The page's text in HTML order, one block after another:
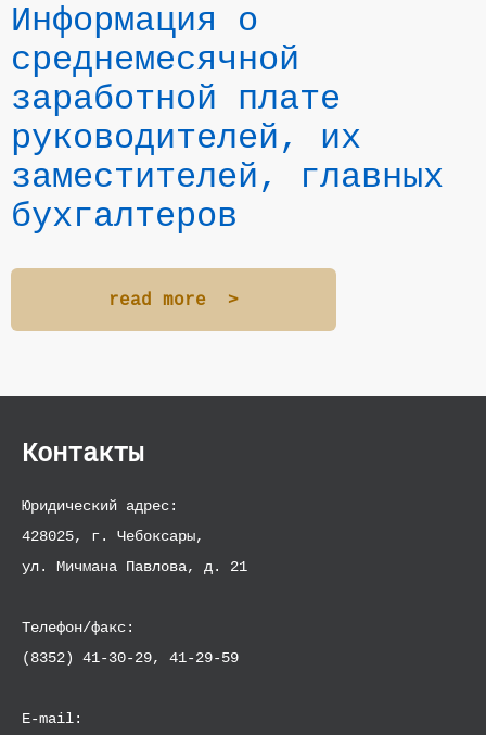
Информация о
среднемесячной
заработной плате
руководителей, их
заместителей, главных
бухгалтеров
read more >
Контакты
Юридический адрес:
428025, г. Чебоксары,
ул. Мичмана Павлова, д. 21
Телефон/факс:
(8352) 41-30-29, 41-29-59
E-mail:
Control panel